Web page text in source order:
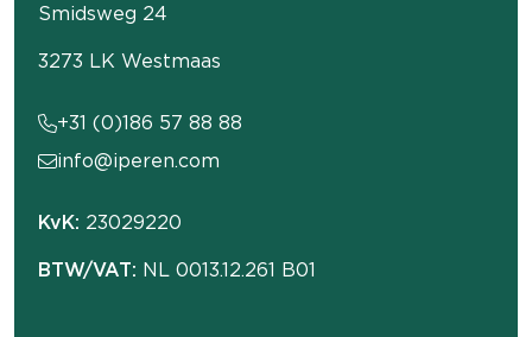
Smidsweg 24
3273 LK Westmaas
KvK: 23029220
BTW/VAT: NL 0013.12.261 B01
+31 (0)186 57 88 88
info@iperen.com